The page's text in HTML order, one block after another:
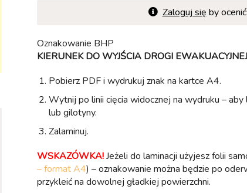
Zaloguj się by
Oznakowanie BHP
KIERUNEK DO WYJŚCIA DROGI EWAKUACYJNEJ
Pobierz PDF i wydrukuj znak na kartce A4.
Wytnij po linii cięcia widocznej na wydruku –
lub gilotyny.
Zalaminuj.
WSKAZÓWKA!Jeżeli do laminacji użyjesz folii
– format A4) – oznakowanie można będzie po
przykleić na dowolnej gładkiej powierzchni.